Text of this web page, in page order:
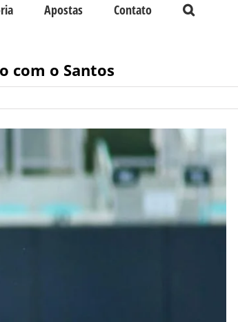
Apostas Contato
com o Santos